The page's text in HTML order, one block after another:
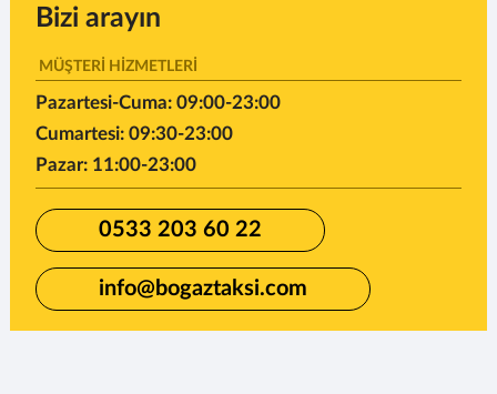
Bizi arayın
MÜŞTERİ HİZMETLERİ
Pazartesi-Cuma: 09:00-23:00
Cumartesi: 09:30-23:00
Pazar: 11:00-23:00
0533 203 60 22
info@bogaztaksi.com